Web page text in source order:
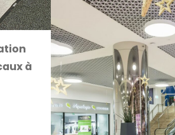
à